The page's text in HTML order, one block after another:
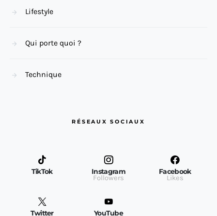
Lifestyle
Qui porte quoi ?
Technique
RÉSEAUX SOCIAUX
TikTok Instagram
Followers
Facebook
Likes
Twitter YouTube